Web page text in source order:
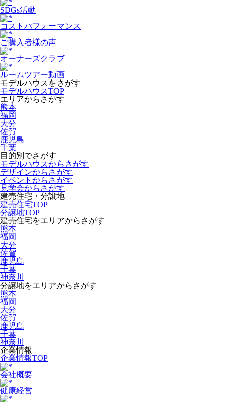
SDGs活動
コストパフォーマンス
ご購入者様の声
オーナーズクラブ
ルームツアー動画
モデルハウスをさがす
モデルハウスTOP
エリアからさがす
熊本
福岡
大分
佐賀
鹿児島
千葉
目的別でさがす
モデルハウスからさがす
デザインからさがす
イベントからさがす
見学会からさがす
建売住宅・分譲地
建売住宅TOP
分譲地TOP
建売住宅をエリアからさがす
熊本
福岡
大分
佐賀
鹿児島
千葉
神奈川
分譲地をエリアからさがす
熊本
福岡
大分
佐賀
鹿児島
千葉
神奈川
企業情報
企業情報TOP
会社概要
健康経営